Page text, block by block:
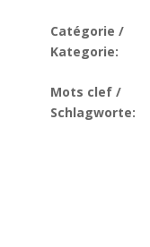
Catégorie /
Kategorie:
Mots clef /
Schlagworte: